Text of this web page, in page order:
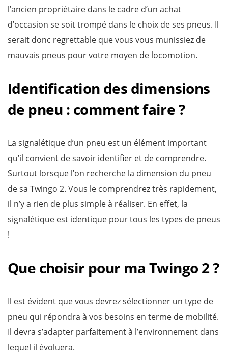
l’ancien propriétaire dans le cadre d’un achat
d’occasion se soit trompé dans le choix de ses pneus. Il
serait donc regrettable que vous vous munissiez de
mauvais pneus pour votre moyen de locomotion.
Identification des dimensions
de pneu : comment faire ?
La signalétique d’un pneu est un élément important
qu’il convient de savoir identifier et de comprendre.
Surtout lorsque l’on recherche la dimension du pneu
de sa Twingo 2. Vous le comprendrez très rapidement,
il n’y a rien de plus simple à réaliser. En effet, la
signalétique est identique pour tous les types de pneus
!
Que choisir pour ma Twingo 2 ?
Il est évident que vous devrez sélectionner un type de
pneu qui répondra à vos besoins en terme de mobilité.
Il devra s’adapter parfaitement à l’environnement dans
lequel il évoluera.